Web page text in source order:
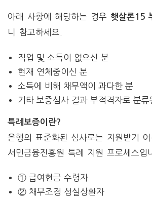
아래 사항에 해당하는 경우 햇살론15
니 참고하세요.
직업 및 소득이 없으신 분
현재 연체중이신 분
소득에 비해 채무액이 과다한 분
기타 보증심사 결과 부적격자로 분류
특례보증이란?
은행의 표준화된 심사로는 지원받기
서민금융진흥원 특례 지원 프로세스입
① 급여현금 수령자
② 채무조정 성실상환자